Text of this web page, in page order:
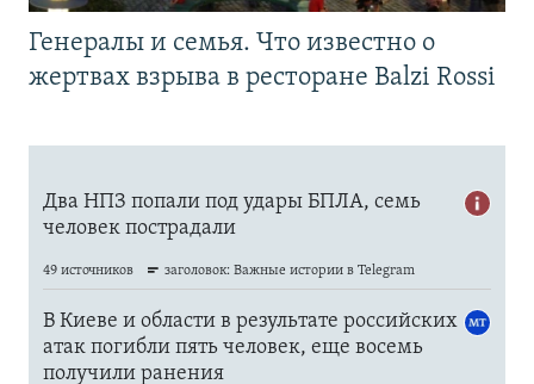
Генералы и семья. Что известно о
жертвах взрыва в ресторане Balzi Rossi